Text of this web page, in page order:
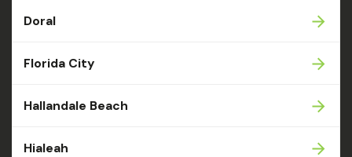
Doral
Florida City
Hallandale Beach
Hialeah